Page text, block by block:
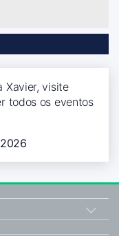
Xavier, visite
todos os eventos